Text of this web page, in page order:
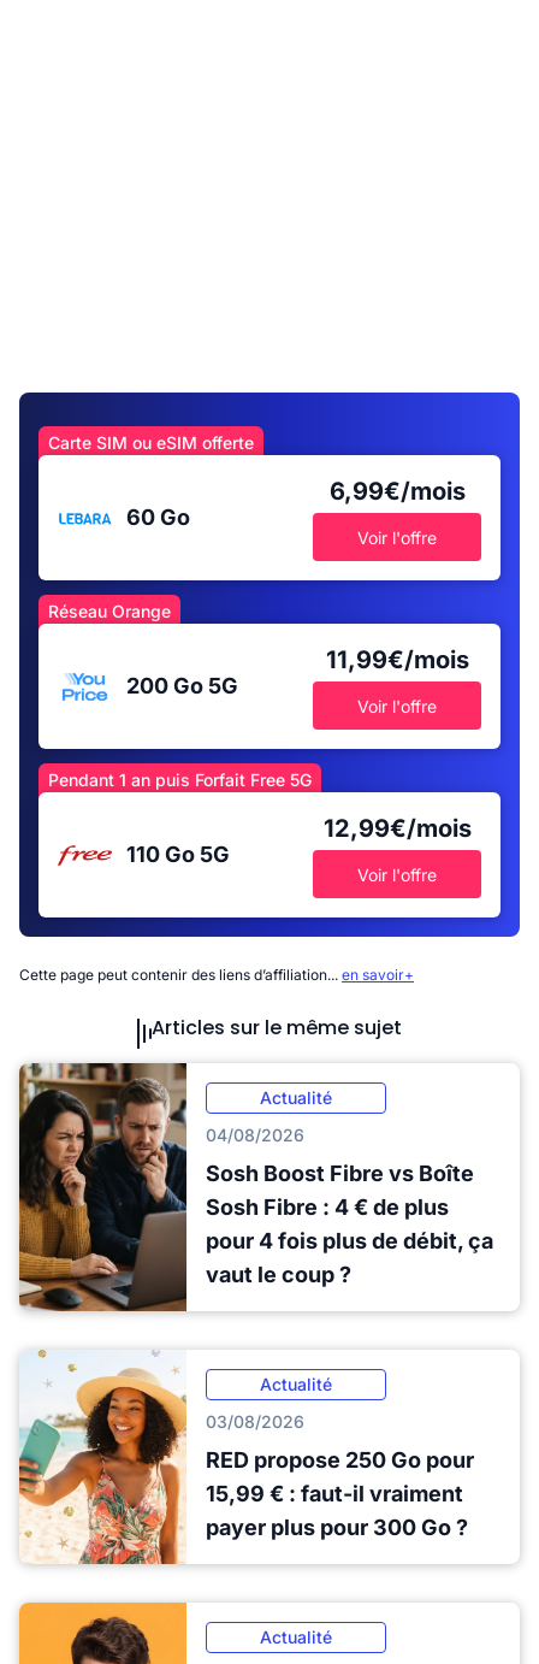
Carte SIM ou eSIM offerte
60 Go
6,99€/mois
Voir l'offre
Réseau Orange
200 Go 5G
11,99€/mois
Voir l'offre
Pendant 1 an puis Forfait Free 5G
110 Go 5G
12,99€/mois
Voir l'offre
Cette page peut contenir des liens d’affiliation... en savoir+
Articles sur le même sujet
Actualité
04/08/2026
Sosh Boost Fibre vs Boîte
Sosh Fibre : 4 € de plus
pour 4 fois plus de débit, ça
vaut le coup ?
Actualité
03/08/2026
RED propose 250 Go pour
15,99 € : faut-il vraiment
payer plus pour 300 Go ?
Actualité